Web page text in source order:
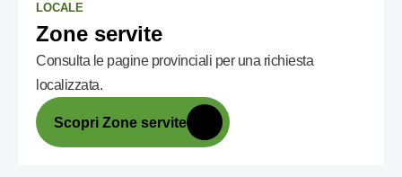
LOCALE
Zone servite
Consulta le pagine provinciali per una richiesta
localizzata.
Scopri Zone servite